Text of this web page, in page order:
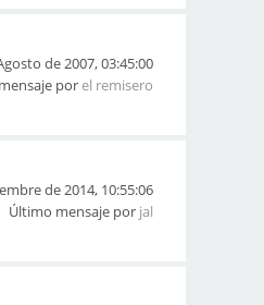
de 2007, 03:45:00
porel remisero
de 2014, 10:55:06
Último mensaje por jal